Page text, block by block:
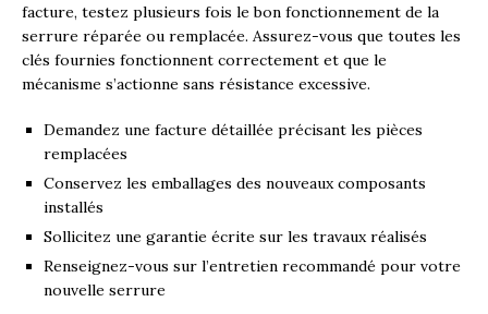
facture, testez plusieurs fois le bon fonctionnement de la
serrure réparée ou remplacée. Assurez-vous que toutes les
clés fournies fonctionnent correctement et que le
mécanisme s’actionne sans résistance excessive.
Demandez une facture détaillée précisant les pièces
remplacées
Conservez les emballages des nouveaux composants
installés
Sollicitez une garantie écrite sur les travaux réalisés
Renseignez-vous sur l’entretien recommandé pour votre
nouvelle serrure